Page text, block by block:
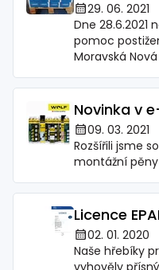
29. 06. 2021
Dne 28.6.2021
pomoc
Moravská
Novinka v
09. 03. 2021
Rozšířili jsme
montážní
Licence
02. 01. 2020
Naše hřebíky
vyhověly